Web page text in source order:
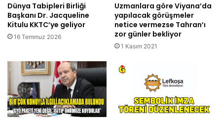
Dünya Tabipleri Birliği
Başkanı Dr. Jacqueline
Kitulu KKTC’ye geliyor
16 Temmuz 2026
Uzmanlara göre Viyana’da
yapılacak görüşmeler
netice vermezse Tahran’ı
zor günler bekliyor
1 Kasım 2021